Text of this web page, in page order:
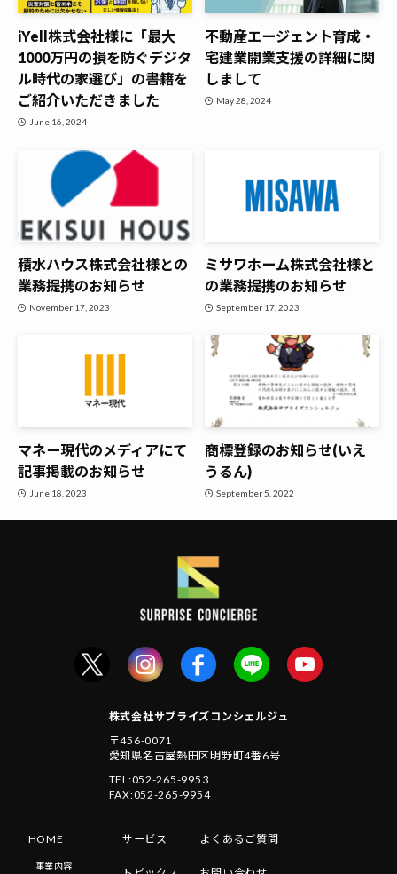
iYell株式会社様に「最大
1000万円の損を防ぐデジタ
ル時代の家選び」の書籍を
ご紹介いただきました
June 16, 2024
不動産エージェント育成・
宅建業開業支援の詳細に関
しまして
May 28, 2024
積水ハウス株式会社様との
業務提携のお知らせ
November 17, 2023
ミサワホーム株式会社様と
の業務提携のお知らせ
September 17, 2023
マネー現代のメディアにて
記事掲載のお知らせ
June 18, 2023
商標登録のお知らせ(いえ
うるん)
September 5, 2022
株式会社サプライズコンシェルジュ
〒456-0071
愛知県名古屋熱田区明野町4番6号
TEL:052-265-9953
FAX:052-265-9954
HOME
事業内容
サービス よくあるご質問